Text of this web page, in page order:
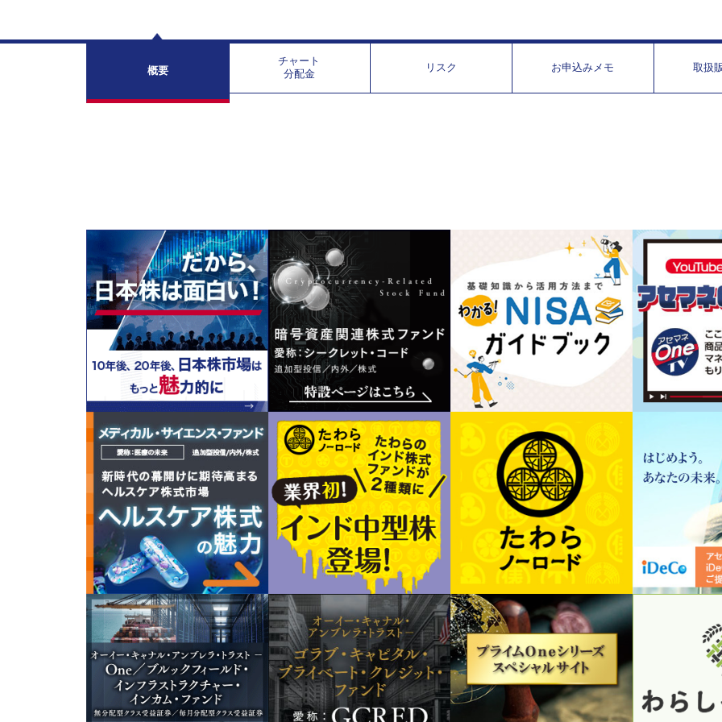
概要
チャート
分配金
リスク お申込みメモ 取扱